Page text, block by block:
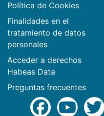
Política de Cookies
Finalidades en el
tratamiento de datos
personales
Acceder a derechos
Habeas Data
Preguntas frecuentes